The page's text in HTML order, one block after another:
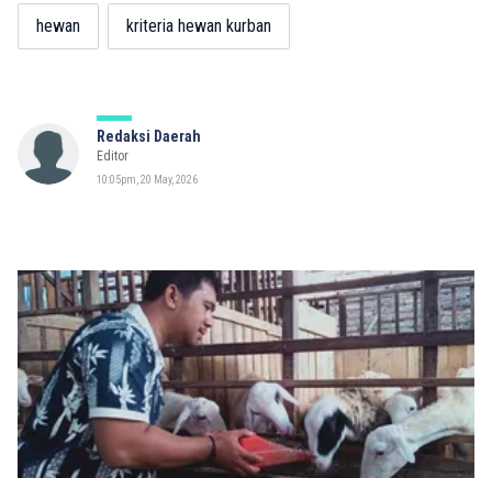
hewan kriteria hewan kurban
Redaksi Daerah
Editor
10:05pm, 20 May, 2026